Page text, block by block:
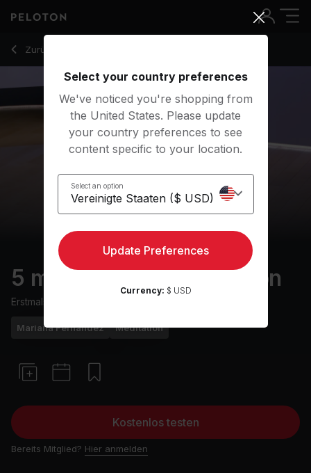
Zurück zu Meditationskurse
Zurück
5 min Empathy Meditation
Erstmals ausgestrahlt am
Mariana Fernández Meditation
Kostenlos testen
Bereits Mitglied? Hier anmelden
5 Min Empathy Meditation with Classical Music - Mariana
Select your country preferences
We've noticed you're shopping from
the United States. Please update
your country preferences to see
content specific to your location.
Select an option
Update Preferences
Currency: $ USD